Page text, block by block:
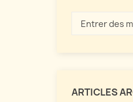
ARTICLES